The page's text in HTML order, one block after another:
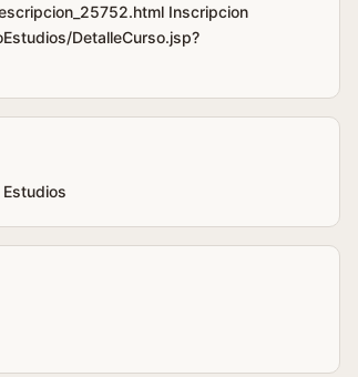
Inscripcion
DetalleCurso.jsp?